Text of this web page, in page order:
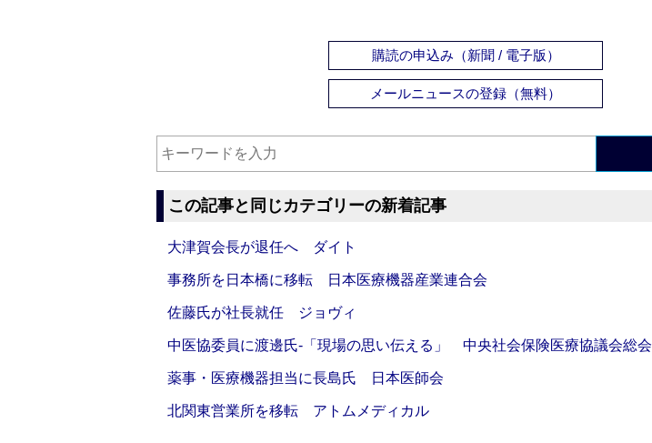
購読の申込み（新聞 / 電子版）
メールニュースの登録（無料）
この記事と同じカテゴリーの新着記事
大津賀会長が退任へ ダイト
事務所を日本橋に移転 日本医療機器産業連合会
佐藤氏が社長就任 ジョヴィ
中医協委員に渡邊氏‐「現場の思い伝える」 中央社会保険医療協議会総会
薬事・医療機器担当に長島氏 日本医師会
北関東営業所を移転 アトムメディカル